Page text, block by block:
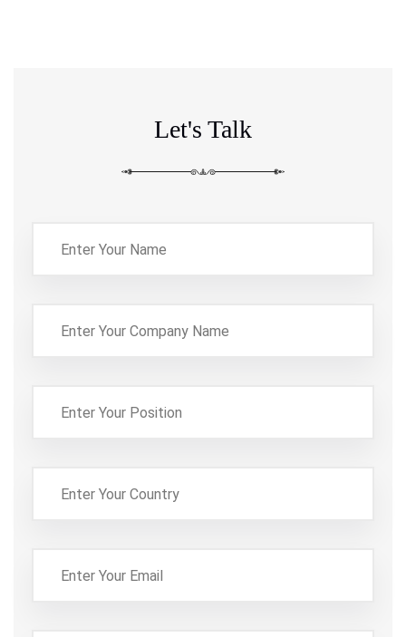
Let's Talk